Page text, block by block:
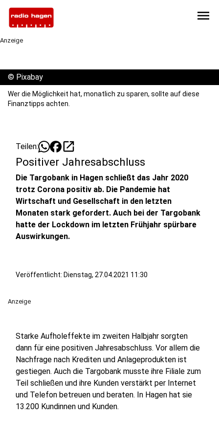
menu
Anzeige
© Pixabay
Wer die Möglichkeit hat, monatlich zu sparen, sollte auf diese
Finanztipps achten.
Teilen: open_in_new
Positiver Jahresabschluss
Die Targobank in Hagen schließt das Jahr 2020
trotz Corona positiv ab. Die Pandemie hat
Wirtschaft und Gesellschaft in den letzten
Monaten stark gefordert. Auch bei der Targobank
hatte der Lockdown im letzten Frühjahr spürbare
Auswirkungen.
Veröffentlicht: Dienstag, 27.04.2021 11:30
Anzeige
Starke Aufholeffekte im zweiten Halbjahr sorgten
dann für eine positiven Jahresabschluss. Vor allem die
Nachfrage nach Krediten und Anlageprodukten ist
gestiegen. Auch die Targobank musste ihre Filiale zum
Teil schließen und ihre Kunden verstärkt per Internet
und Telefon betreuen und beraten. In Hagen hat sie
13.200 Kundinnen und Kunden.